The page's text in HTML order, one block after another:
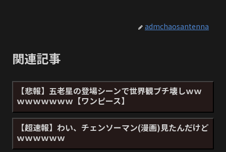
admchaosantenna
関連記事
【悲報】五老星の登場シーンで世界観ブチ壊しｗｗ
ｗｗｗｗｗｗｗ【ワンピース】
【超速報】わい、チェンソーマン(漫画)見たんだけど
ｗｗｗｗｗｗ